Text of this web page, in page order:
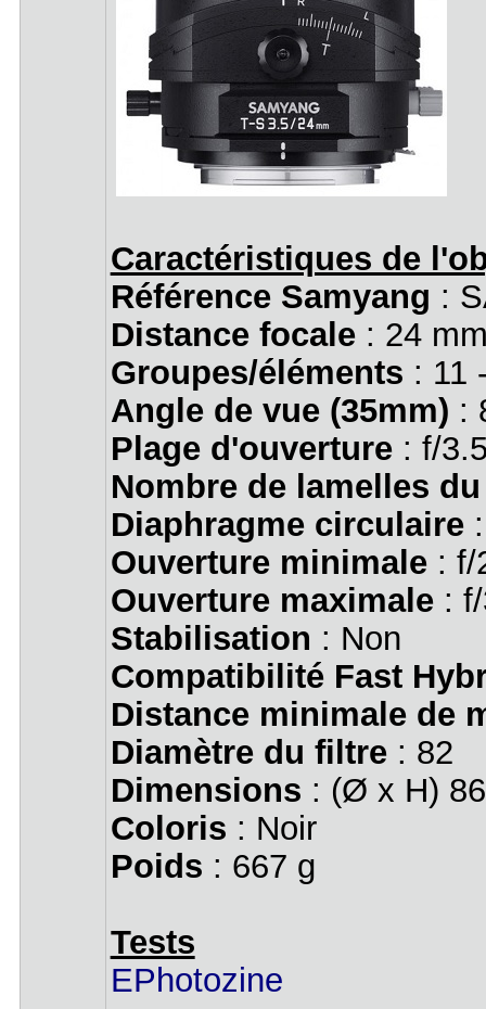
Caractéristiques de
Référence Samyang :
Distance focale: 24
Groupes/éléments : 11
Angle de vue (35mm) :
Plage d'ouverture: f/
Nombre de lamelles
Diaphragme circulaire:
Ouverture minimale: f/
Ouverture maximale: f/
Stabilisation : Non
Compatibilité Fast
Distance minimale de
Diamètre du filtre: 82
Dimensions : (Ø x H)
Coloris : Noir
Poids : 667 g
Tests
EPhotozine